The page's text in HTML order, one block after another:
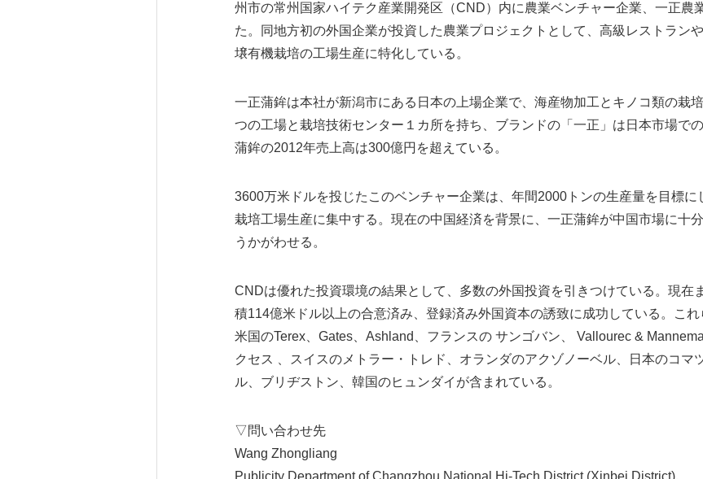
州市の常州国家ハイテク産業開発区（CND）内に農業ベンチャー企業、一正農
た。同地方初の外国企業が投資した農業プロジェクトとして、高級レストラン
壌有機栽培の工場生産に特化している。
一正蒲鉾は本社が新潟市にある日本の上場企業で、海産物加工とキノコ類の栽
つの工場と栽培技術センター１カ所を持ち、ブランドの「一正」は日本市場で
蒲鉾の2012年売上高は300億円を超えている。
3600万米ドルを投じたこのベンチャー企業は、年間2000トンの生産量を目標に
栽培工場生産に集中する。現在の中国経済を背景に、一正蒲鉾が中国市場に十
うかがわせる。
CNDは優れた投資環境の結果として、多数の外国投資を引きつけている。現在
積114億米ドル以上の合意済み、登録済み外国資本の誘致に成功している。これ
米国のTerex、Gates、Ashland、フランスの サンゴバン、 Vallourec &
クセス 、スイスのメトラー・トレド、オランダのアクゾノーベル、日本のコマ
ル、ブリヂストン、韓国のヒュンダイが含まれている。
▽問い合わせ先
Wang Zhongliang
Publicity Department of Changzhou National Hi-Tech District (Xinbei District),